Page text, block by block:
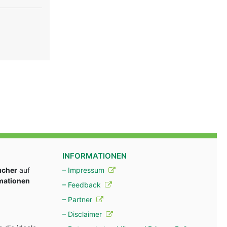
auf
INFORMATIONEN
– Impressum
– Feedback
– Partner
– Disclaimer